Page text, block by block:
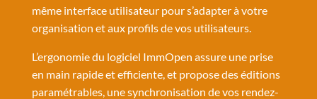
même interface utilisateur pour s’adapter à votre
organisation et aux profils de vos utilisateurs.
L’ergonomie du logiciel ImmOpen assure une prise
en main rapide et efficiente, et propose des éditions
paramétrables, une synchronisation de vos rendez-